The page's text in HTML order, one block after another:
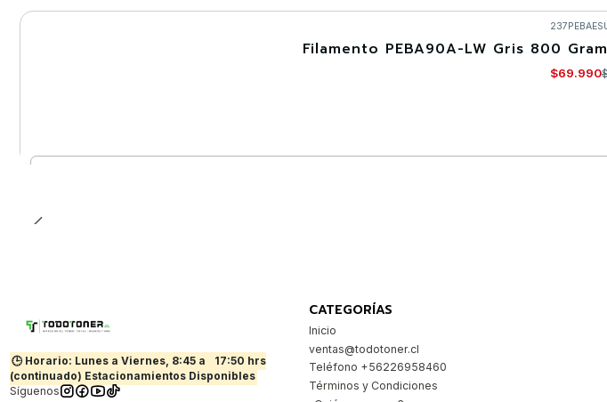
Filamento PEBA90A-LW Gris 800
$69.990
🕒 Horario: Lunes a Viernes, 8:45 a
17:50 hrs
(continuado) Estacionamientos Disponibles
Síguenos
CATEGORÍAS
Inicio
ventas@todotoner.cl
Teléfono +56226958460
Términos y Condiciones